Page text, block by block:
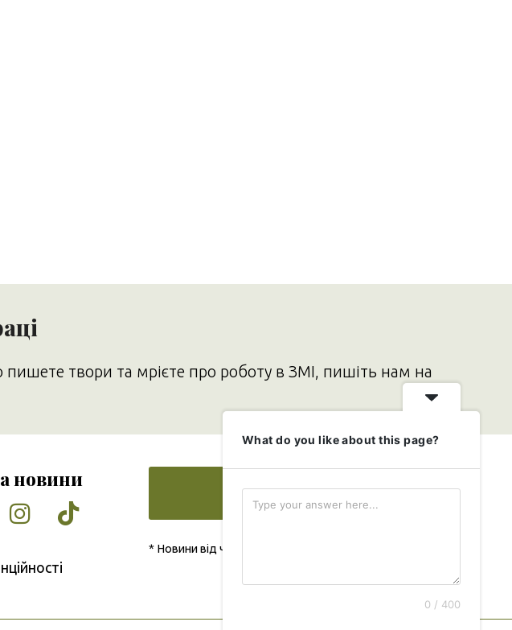
пишете твори та мрієте про роботу в ЗМІ, пишіть нам на
новини
Instagram
Tiktok
Додати свою новину
* Новини від читача публікуються безкоштовно
What do you like about this page?
0 / 400